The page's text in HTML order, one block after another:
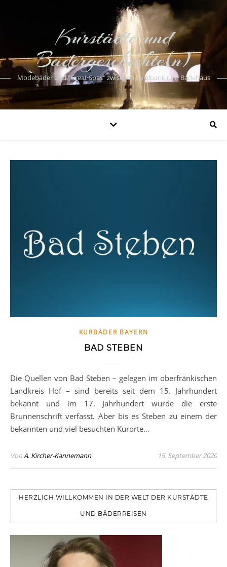
Kurstädte und
Bädergeschichte(n)
Modebäder und "Great Spas" zwischen Spielbank und Badehaus
KURBÄDER BAYERN
BAD STEBEN
Die Quellen von Bad Steben – gelegen im oberfränkischen
Landkreis Hof – sind bereits seit dem 15. Jahrhundert
bekannt und im 17. Jahrhundert wurde die erste
Brunnenschrift verfasst. Aber bis es Steben zu einem der
bekannten und viel besuchten Kurorte…
VonA. Kircher-Kannemann 15. September 2020
HERZLICH WILLKOMMEN IN DER WELT DER KURSTÄDTE
UND BÄDERREISEN